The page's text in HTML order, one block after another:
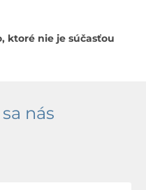
ktoré nie je súčasťou
nás